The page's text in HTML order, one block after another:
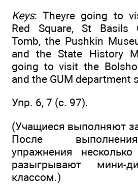
Keys: Theyre going to
Red Square, St Basils
Tomb, the Pushkin
and the State History
going to visit the
and the GUM department
Упр. 6, 7 (c. 97).
(Учащиеся выполняют
После
упражнения
разыгрывают мини-
классом.)